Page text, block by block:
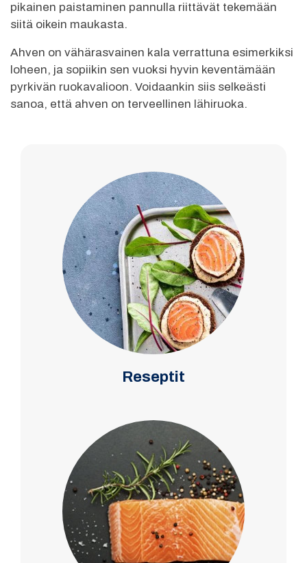
pikainen paistaminen pannulla riittävät tekemään
siitä oikein maukasta.
Ahven on vähärasvainen kala verrattuna esimerkiksi
loheen, ja sopiikin sen vuoksi hyvin keventämään
pyrkivän ruokavalioon. Voidaankin siis selkeästi
sanoa, että ahven on terveellinen lähiruoka.
Reseptit